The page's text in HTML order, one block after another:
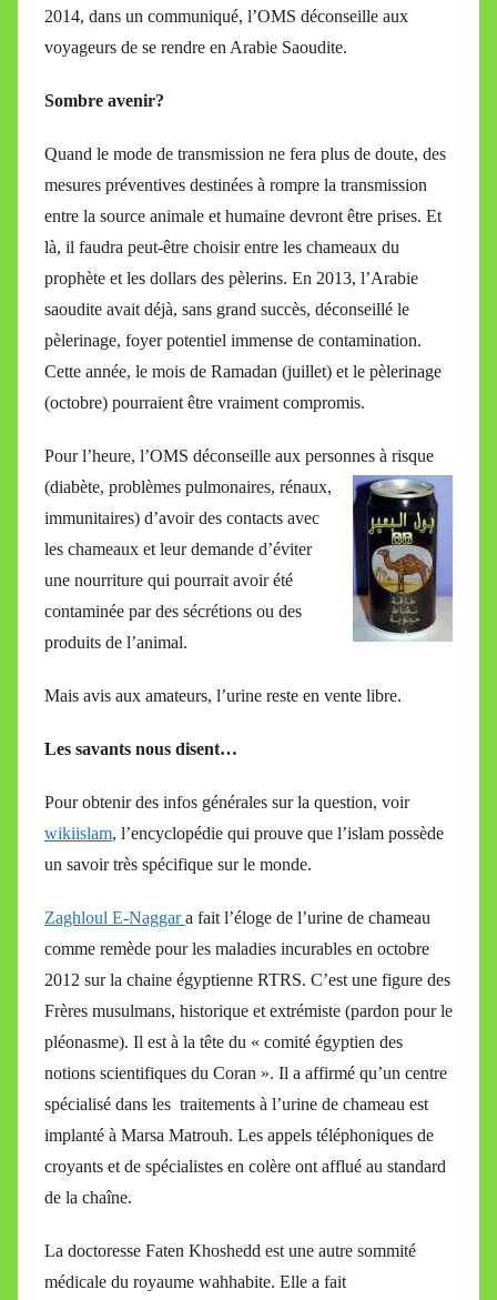
2014, dans un communiqué, l’OMS déconseille aux
voyageurs de se rendre en Arabie Saoudite.
Sombre avenir?
Quand le mode de transmission ne fera plus de doute, des
mesures préventives destinées à rompre la transmission
entre la source animale et humaine devront être prises. Et
là, il faudra peut-être choisir entre les chameaux du
prophète et les dollars des pèlerins. En 2013, l’Arabie
saoudite avait déjà, sans grand succès, déconseillé le
pèlerinage, foyer potentiel immense de contamination.
Cette année, le mois de Ramadan (juillet) et le pèlerinage
(octobre) pourraient être vraiment compromis.
Pour l’heure, l’OMS déconseille aux personnes à risque
(diabète, problèmes pulmonaires, rénaux,
immunitaires) d’avoir des contacts avec
les chameaux et leur demande d’éviter
une nourriture qui pourrait avoir été
contaminée par des sécrétions ou des
produits de l’animal.
Mais avis aux amateurs, l’urine reste en vente libre.
Les savants nous disent…
Pour obtenir des infos générales sur la question, voir
wikiislam, l’encyclopédie qui prouve que l’islam possède
un savoir très spécifique sur le monde.
Zaghloul E-Naggara fait l’éloge de l’urine de chameau
comme remède pour les maladies incurables en octobre
2012 sur la chaine égyptienne RTRS. C’est une figure des
Frères musulmans, historique et extrémiste (pardon pour le
pléonasme). Il est à la tête du « comité égyptien des
notions scientifiques du Coran ». Il a affirmé qu’un centre
spécialisé dans les traitements à l’urine de chameau est
implanté à Marsa Matrouh. Les appels téléphoniques de
croyants et de spécialistes en colère ont afflué au standard
de la chaîne.
La doctoresse Faten Khoshedd est une autre sommité
médicale du royaume wahhabite. Elle a fait